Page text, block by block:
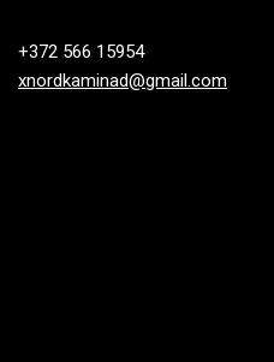
+372 566 15954
xnordkaminad@gmail.com